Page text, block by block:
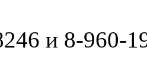
и 8-960-